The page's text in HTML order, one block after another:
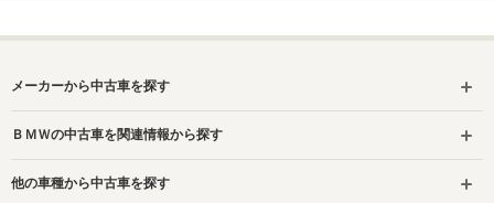
メーカーから中古車を探す
ＢＭＷの中古車を関連情報から探す
他の車種から中古車を探す